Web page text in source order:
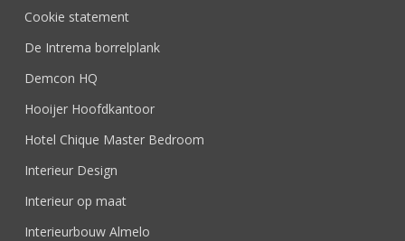
Cookie statement
De Intrema borrelplank
Demcon HQ
Hooijer Hoofdkantoor
Hotel Chique Master Bedroom
Interieur Design
Interieur op maat
Interieurbouw Almelo